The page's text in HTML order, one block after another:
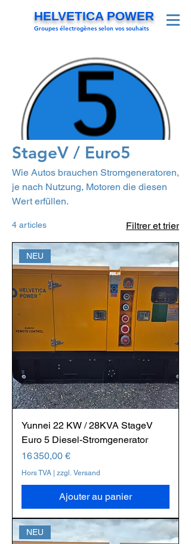
Groupes électrogènes selon vos souhaits
HELVETICA POWER
StageV / Euro5
Wie Autos brauchen Stromgeneratoren,
je nach Nutzung, Motoren die diesen
Wert erfüllen.
4 articles Filtrer et trier
NEU
Yunnei 22 KW / 28KVA StageV
Euro 5 Diesel-Stromgenerator
Prix
16 350,00 €
Hors TVA zzgl. Versand
Ajouter au panier
NEU